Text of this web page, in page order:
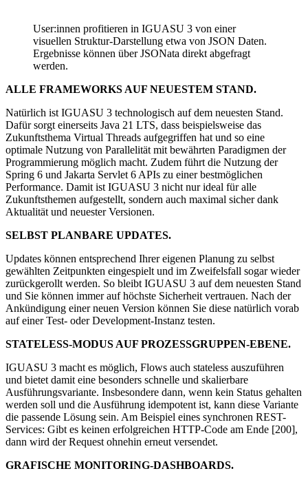
User:innen profitieren in IGUASU 3 von einer
visuellen Struktur-Darstellung etwa von JSON Daten.
Ergebnisse können über JSONata direkt abgefragt
werden.
ALLE FRAMEWORKS AUF NEUESTEM STAND.
Natürlich ist IGUASU 3 technologisch auf dem neuesten Stand.
Dafür sorgt einerseits Java 21 LTS, dass beispielsweise das
Zukunftsthema Virtual Threads aufgegriffen hat und so eine
optimale Nutzung von Parallelität mit bewährten Paradigmen der
Programmierung möglich macht. Zudem führt die Nutzung der
Spring 6 und Jakarta Servlet 6 APIs zu einer bestmöglichen
Performance. Damit ist IGUASU 3 nicht nur ideal für alle
Zukunftsthemen aufgestellt, sondern auch maximal sicher dank
Aktualität und neuester Versionen.
SELBST PLANBARE UPDATES.
Updates können entsprechend Ihrer eigenen Planung zu selbst
gewählten Zeitpunkten eingespielt und im Zweifelsfall sogar wieder
zurückgerollt werden. So bleibt IGUASU 3 auf dem neuesten Stand
und Sie können immer auf höchste Sicherheit vertrauen. Nach der
Ankündigung einer neuen Version können Sie diese natürlich vorab
auf einer Test- oder Development-Instanz testen.
STATELESS-MODUS AUF PROZESSGRUPPEN-EBENE.
IGUASU 3 macht es möglich, Flows auch stateless auszuführen
und bietet damit eine besonders schnelle und skalierbare
Ausführungsvariante. Insbesondere dann, wenn kein Status gehalten
werden soll und die Ausführung idempotent ist, kann diese Variante
die passende Lösung sein. Am Beispiel eines synchronen REST-
Services: Gibt es keinen erfolgreichen HTTP-Code am Ende [200],
dann wird der Request ohnehin erneut versendet.
GRAFISCHE MONITORING-DASHBOARDS.